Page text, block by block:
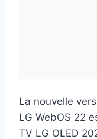
La nouvelle
LG WebOS 22
TV LG OLED